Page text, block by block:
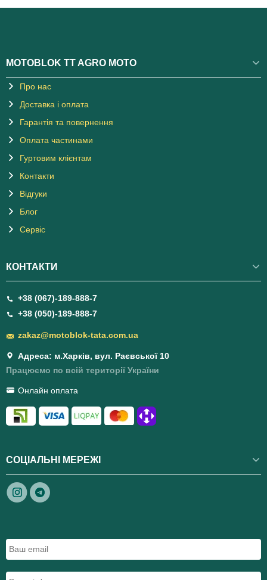
MOTOBLOK TT AGRO MOTO
Про нас
Доставка і оплата
Гарантія та повернення
Оплата частинами
Гуртовим клієнтам
Контакти
Відгуки
Блог
Сервіс
КОНТАКТИ
+38 (067)-189-888-7
+38 (050)-189-888-7
zakaz@motoblok-tata.com.ua
Адреса: м.Харків, вул. Раєвської 10
Працюємо по всій території України
Онлайн оплата
СОЦІАЛЬНІ МЕРЕЖІ